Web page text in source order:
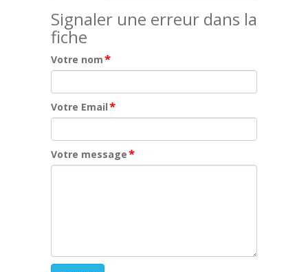
Signaler une erreur dans la
fiche
Votre nom*
Votre Email*
Votre message*